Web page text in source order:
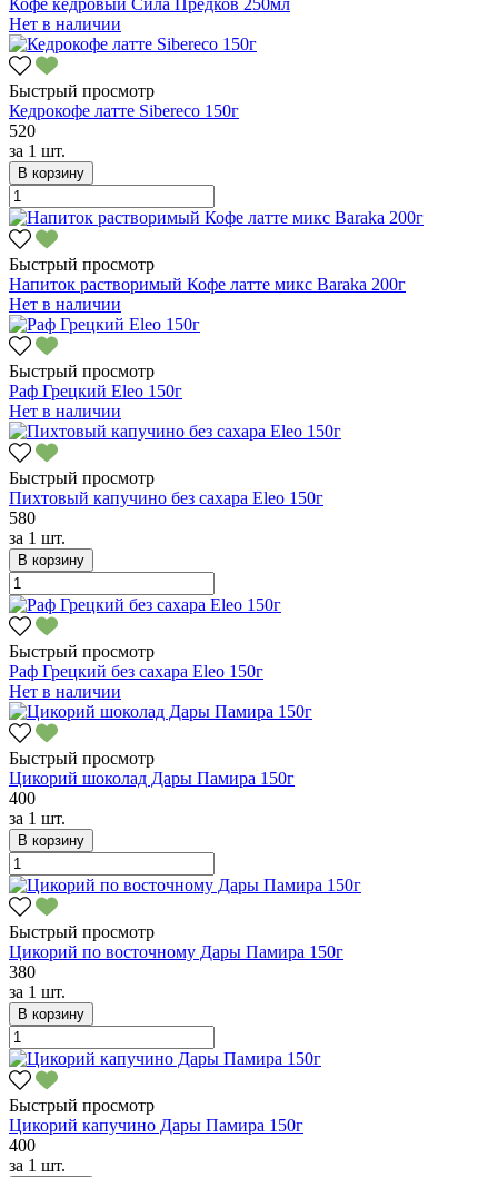
Нет в наличии
Быстрый просмотр
Кедрокофе латте Sibereco 150г
520
за 1 шт.
В корзину
Быстрый просмотр
Напиток растворимый Кофе латте микс Baraka 200г
Нет в наличии
Быстрый просмотр
Раф Грецкий Eleo 150г
Нет в наличии
Быстрый просмотр
Пихтовый капучино без сахара Eleo 150г
580
за 1 шт.
В корзину
Быстрый просмотр
Раф Грецкий без сахара Eleo 150г
Нет в наличии
Быстрый просмотр
Цикорий шоколад Дары Памира 150г
400
за 1 шт.
В корзину
Быстрый просмотр
Цикорий по восточному Дары Памира 150г
380
за 1 шт.
В корзину
Быстрый просмотр
Цикорий капучино Дары Памира 150г
400
за 1 шт.